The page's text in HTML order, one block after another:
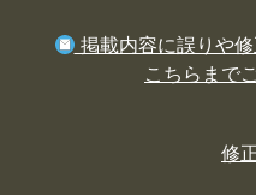
掲載内容に誤りや修
こちらまで
修